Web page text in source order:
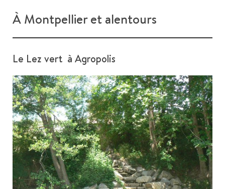
À Montpellier et alentours
Le Lez vert à Agropolis